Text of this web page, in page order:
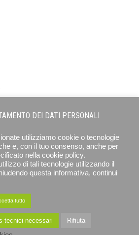
ISCRIVITI
DEI DATI PERSONALI
utilizziamo cookie o tecnologie
e, con il tuo consenso, anche per
nella cookie policy.
di tali tecnologie utilizzando il
questa informativa, continui
tutto
tecnici necessari Rifiuta